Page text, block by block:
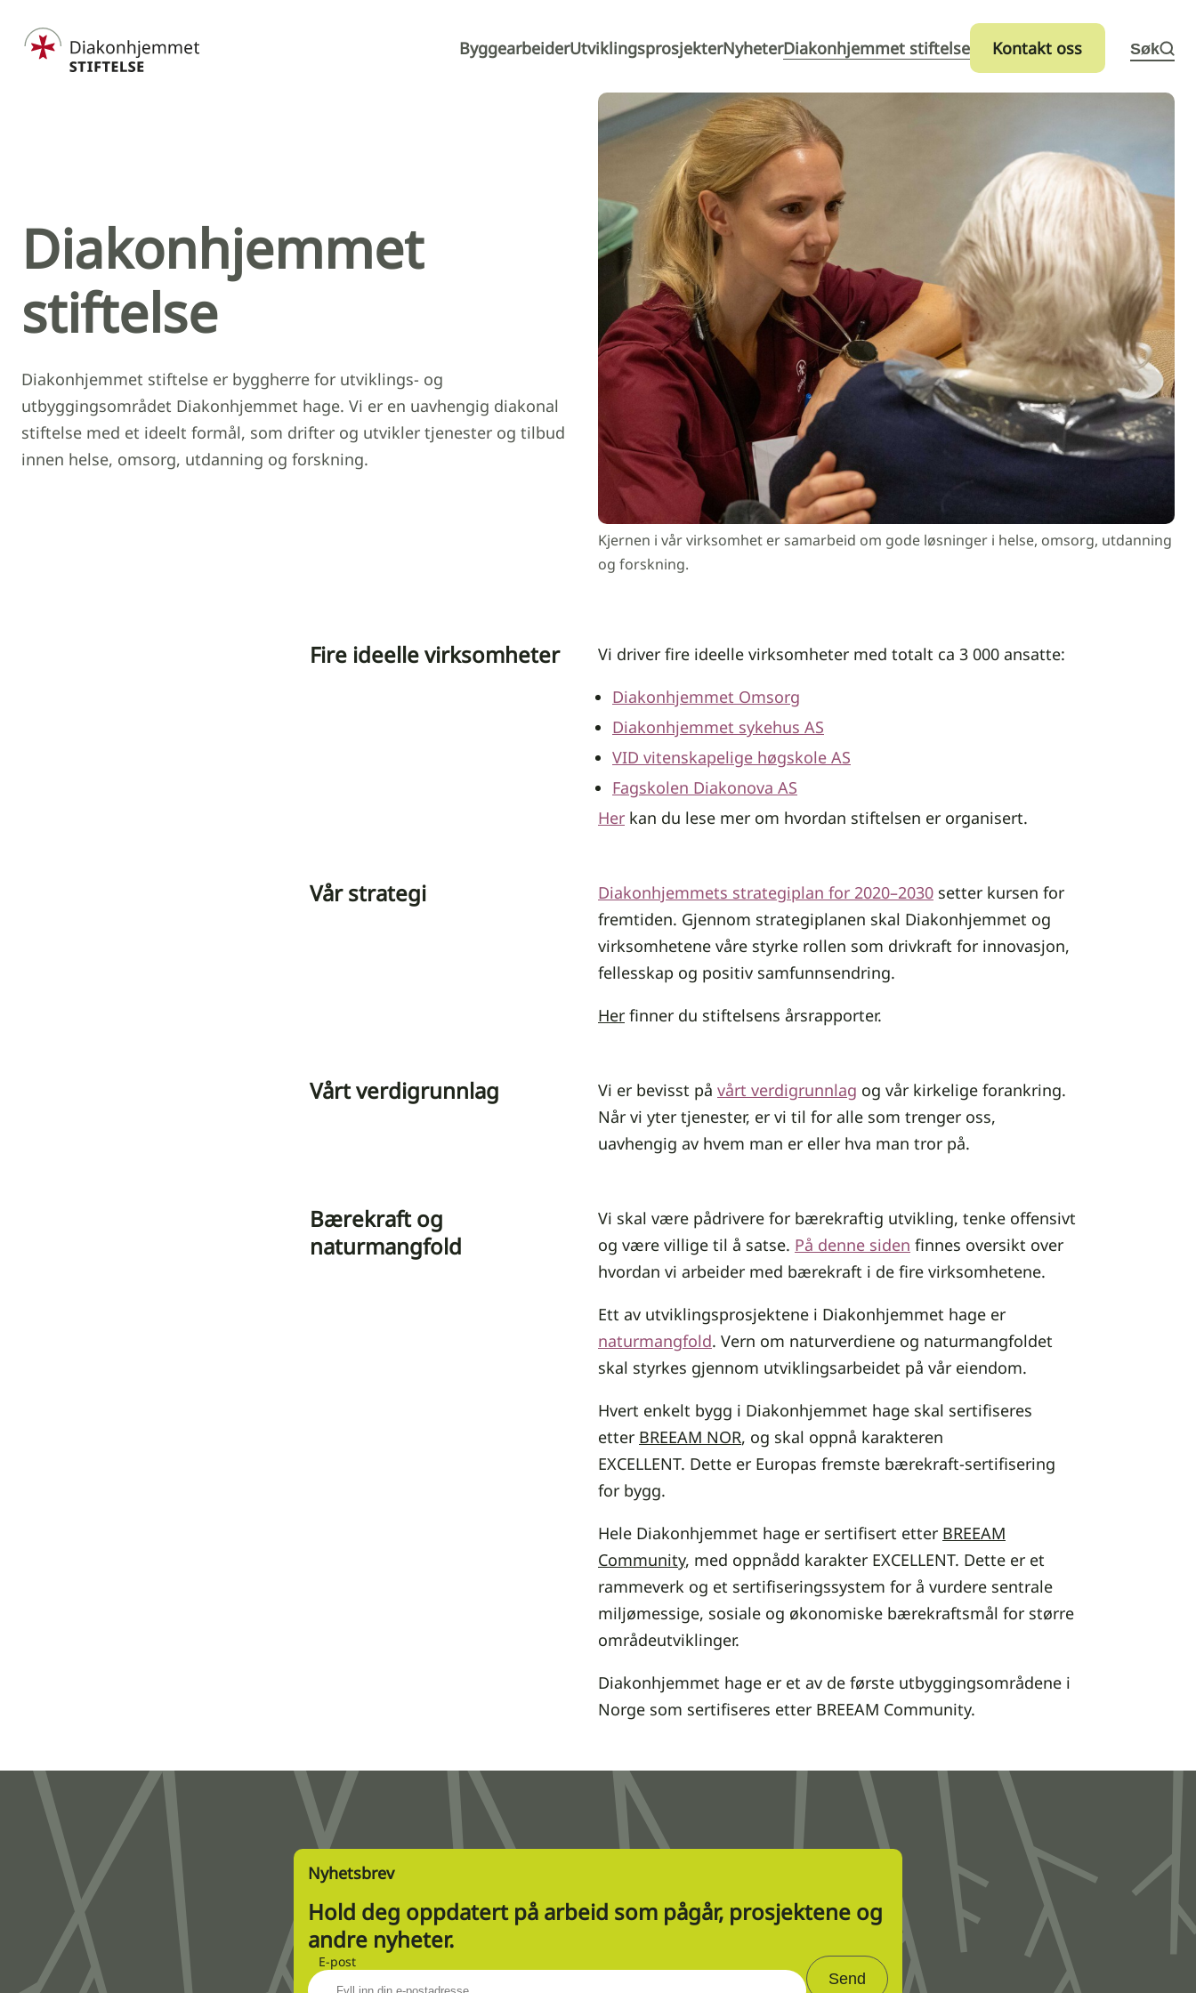
ByggearbeiderUtviklingsprosjekterNyheterDiakonhjemmet stiftelse Kontakt oss Søk
Diakonhjemmet
stiftelse
Diakonhjemmet stiftelse er byggherre for utviklings- og
utbyggingsområdet Diakonhjemmet hage. Vi er en uavhengig diakonal
stiftelse med et ideelt formål, som drifter og utvikler tjenester og tilbud
innen helse, omsorg, utdanning og forskning.
Kjernen i vår virksomhet er samarbeid om gode løsninger i helse, omsorg, utdanning
og forskning.
Fire ideelle virksomheter
Vi driver fire ideelle virksomheter med totalt ca 3 000 ansatte:
Diakonhjemmet Omsorg
Diakonhjemmet sykehus AS
VID vitenskapelige høgskole AS
Fagskolen Diakonova AS
Her kan du lese mer om hvordan stiftelsen er organisert.
Vår strategi Diakonhjemmets strategiplan for 2020–2030 setter kursen for
fremtiden. Gjennom strategiplanen skal Diakonhjemmet og
virksomhetene våre styrke rollen som drivkraft for innovasjon,
fellesskap og positiv samfunnsendring.
Her finner du stiftelsens årsrapporter.
Vårt verdigrunnlag Vi er bevisst på vårt verdigrunnlag og vår kirkelige forankring.
Når vi yter tjenester, er vi til for alle som trenger oss,
uavhengig av hvem man er eller hva man tror på.
Bærekraft og
naturmangfold
Vi skal være pådrivere for bærekraftig utvikling, tenke offensivt
og være villige til å satse. På denne siden finnes oversikt over
hvordan vi arbeider med bærekraft i de fire virksomhetene.
Ett av utviklingsprosjektene i Diakonhjemmet hage er
naturmangfold. Vern om naturverdiene og naturmangfoldet
skal styrkes gjennom utviklingsarbeidet på vår eiendom.
Hvert enkelt bygg i Diakonhjemmet hage skal sertifiseres
etter BREEAM NOR, og skal oppnå karakteren
EXCELLENT. Dette er Europas fremste bærekraft-sertifisering
for bygg.
Hele Diakonhjemmet hage er sertifisert etter BREEAM
Community, med oppnådd karakter EXCELLENT. Dette er et
rammeverk og et sertifiseringssystem for å vurdere sentrale
miljømessige, sosiale og økonomiske bærekraftsmål for større
områdeutviklinger.
Diakonhjemmet hage er et av de første utbyggingsområdene i
Norge som sertifiseres etter BREEAM Community.
Nyhetsbrev
Hold deg oppdatert på arbeid som pågår, prosjektene og
andre nyheter.
E-post
Send